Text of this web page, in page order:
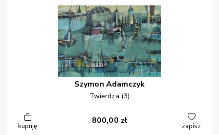
Szymon Adamczyk
Twierdza (3)
kupuję
800,00 zł
zapisz